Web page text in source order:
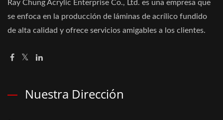
Ray Chung Acrylic Enterprise Co., Ltd. es una empresa que
se enfoca en la producción de láminas de acrílico fundido
de alta calidad y ofrece servicios amigables a los clientes.
Nuestra Dirección